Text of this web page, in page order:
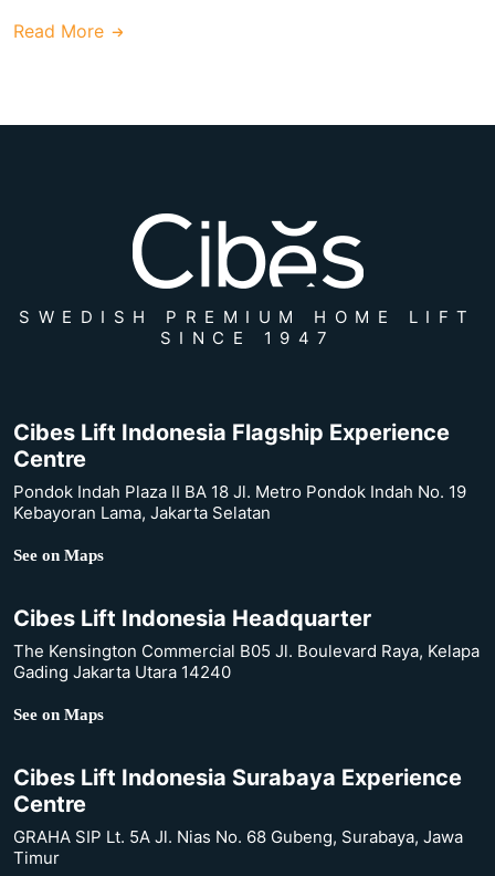
Read More
SWEDISH PREMIUM HOME LIFT
SINCE 1947
Cibes Lift Indonesia Flagship Experience
Centre
Pondok Indah Plaza II BA 18 Jl. Metro Pondok Indah No. 19
Kebayoran Lama, Jakarta Selatan
See on Maps
Cibes Lift Indonesia Headquarter
The Kensington Commercial B05 Jl. Boulevard Raya, Kelapa
Gading Jakarta Utara 14240
See on Maps
Cibes Lift Indonesia Surabaya Experience
Centre
GRAHA SIP Lt. 5A Jl. Nias No. 68 Gubeng, Surabaya, Jawa
Timur